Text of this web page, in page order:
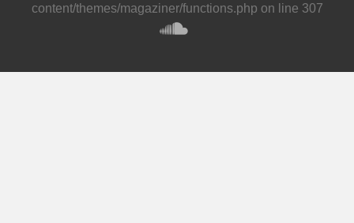
content/themes/magaziner/functions.php on line 307